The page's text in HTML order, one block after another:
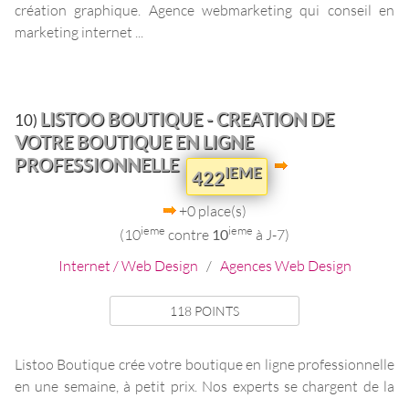
création graphique. Agence webmarketing qui conseil en
marketing internet ...
10) LISTOO BOUTIQUE - CREATION DE
VOTRE BOUTIQUE EN LIGNE
PROFESSIONNELLE
422IEME
+0 place(s)
(10ieme contre 10ieme à J-7)
Internet / Web Design / Agences Web Design
118 POINTS
Listoo Boutique crée votre boutique en ligne professionnelle
en une semaine, à petit prix. Nos experts se chargent de la